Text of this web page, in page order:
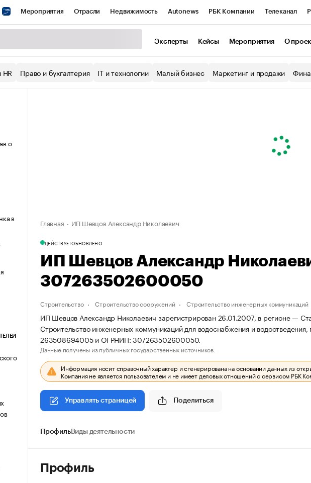
Мероприятия Отрасли Недвижимость Autonews РБК Компании Телеканал
СПб Спецпроекты Экономика Бизнес
Эксперты Кейсы Мероприятия О
Право и бухгалтерия IT и технологии Малый бизнес Маркетинг и продажи
о
в
Главная ИП Шевцов Александр Николаевич
ДЕЙСТВУЕТОБНОВЛЕНО
ИП Шевцов Александр
307263502600050
Строительство Строительство сооружений Строительство инженерных коммуникаций
ИП Шевцов Александр Николаевич зарегистрирован 26.01.2007, в регионе —
Строительство инженерных коммуникаций для водоснабжения и
263508694005 и ОГРНИП: 307263502600050.
Данные получены из публичных государственных источников.
Информация носит справочный характер и сгенерирована на основании данных из
Компания не является пользователем и не имеет деловых отношений с сервисом РБК
Управлять страницей Поделиться
ПрофильВиды деятельности
Профиль